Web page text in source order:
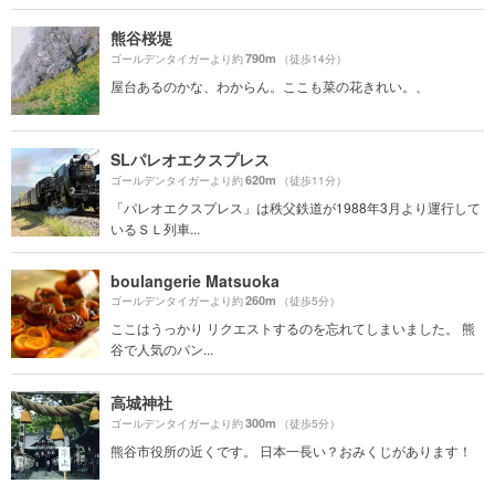
熊谷桜堤
ゴールデンタイガーより約790m （徒歩14分）
屋台あるのかな、わからん。ここも菜の花きれい。、
SLパレオエクスプレス
ゴールデンタイガーより約620m （徒歩11分）
「パレオエクスプレス」は秩父鉄道が1988年3月より運行して
いるＳＬ列車...
boulangerie Matsuoka
ゴールデンタイガーより約260m （徒歩5分）
ここはうっかり リクエストするのを忘れてしまいました。 熊
谷で人気のパン...
高城神社
ゴールデンタイガーより約300m （徒歩5分）
熊谷市役所の近くです。 日本一長い？おみくじがあります！